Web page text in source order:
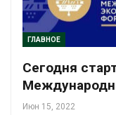
ГЛАВНОЕ
Сегодня
Июн 15, 2022